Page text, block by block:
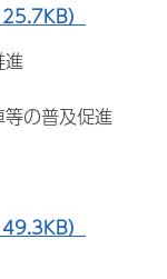
）
進
の普及促進
）